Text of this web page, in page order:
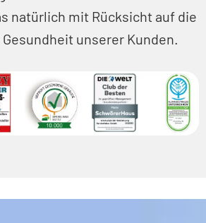
natürlich mit Rücksicht auf die
unserer Kunden.